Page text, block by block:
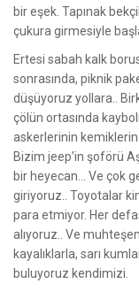
bir eşek. Tapınak
çukura girmesiyle
Ertesi sabah kalk
sonrasında, piknik
düşüyoruz yollara..
çölün ortasında
askerlerinin
Bizim jeep’in şoförü
bir heyecan… Ve çok
giriyoruz.. Toyotalar
para etmiyor. Her
alıyoruz.. Ve
kayalıklarla, sarı
buluyoruz kendimizi.